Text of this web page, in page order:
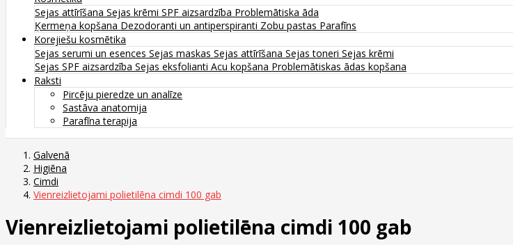
Sejas attīrīšana Sejas krēmi SPF aizsardzība Problemātiska āda
Ķermeņa kopšana Dezodoranti un antiperspiranti Zobu pastas Parafīns
Korejiešu kosmētika
Sejas serumi un esences Sejas maskas Sejas attīrīšana Sejas toneri Sejas krēmi
Sejas SPF aizsardzība Sejas eksfolianti Acu kopšana Problemātiskas ādas kopšana
Raksti
Pircēju pieredze un analīze
Sastāva anatomija
Parafīna terapija
Galvenā
Higiēna
Cimdi
Vienreizlietojami polietilēna cimdi 100 gab
Vienreizlietojami polietilēna cimdi 100 gab